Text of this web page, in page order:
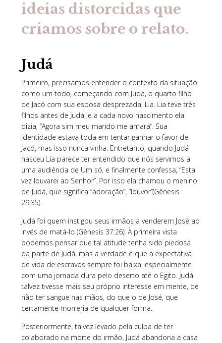
ideias distorcidas que
criamos sobre o relato.
Judá
Primeiro, precisamos entender o contexto da situação
como um todo, começando com Judá, o quarto filho
de Jacó com sua esposa desprezada, Lia. Lia teve três
filhos antes de Judá, e a cada novo nascimento ela
dizia, “Agora sim meu marido me amará”. Sua
identidade estava toda em tentar ganhar o favor de
Jacó, mas isso nunca vinha. Entretanto, quando Judá
nasceu Lia parece ter entendido que nós servimos a
uma audiência de Um só, e finalmente confessa, “Esta
vez louvarei ao Senhor”. Por isso ela chamou o menino
de Judá, que significa “adoração”, “louvor”(Gênesis
29:35).
Judá foi quem instigou seus irmãos a venderem José ao
invés de matá-lo (Gênesis 37:26). À primeira vista
podemos pensar que tal atitude tenha sido piedosa
da parte de Judá, mas a verdade é que a expectativa
de vida de escravos sempre foi baixa, especialmente
com uma jornada dura pelo deserto até o Egito. Judá
talvez tivesse mais seu próprio interesse em mente, de
não ter sangue nas mãos, do que o de José, que
certamente morreria de qualquer forma.
Posteriormente, talvez levado pela culpa de ter
colaborado na morte do irmão, Judá abandona a casa